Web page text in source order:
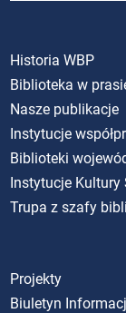
Historia WBP
Biblioteka w
Nasze publikacje
Instytucje
Biblioteki
Instytucje
Trupa z szafy
Projekty
Biuletyn